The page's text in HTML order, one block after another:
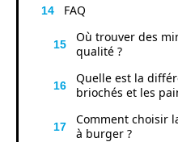
FAQ
Où trouver des
qualité ?
Quelle est la
briochés et les
Comment choisir
à burger ?